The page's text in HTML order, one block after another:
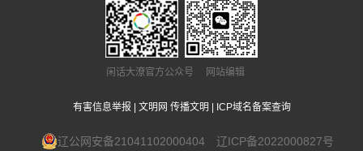
闲话大潦官方公众号 网站编辑
有害信息举报 | 文明网 传播文明 | ICP域名备案查询
辽公网安备21041102000404 辽ICP备2022000827号